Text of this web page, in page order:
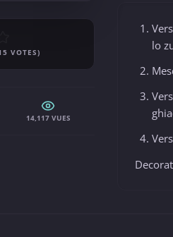
VOTES)
14,117 VUES
lo